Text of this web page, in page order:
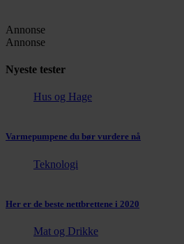
Annonse
Annonse
Nyeste tester
Hus og Hage
Varmepumpene du bør vurdere nå
Teknologi
Her er de beste nettbrettene i 2020
Mat og Drikke